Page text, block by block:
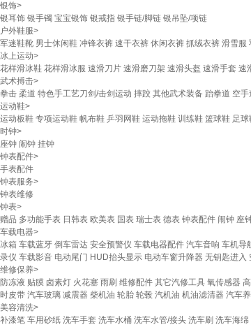
银饰>
银耳饰 银手镯 宝宝银饰 银戒指 银手链/脚链 银吊坠/项链
户外鞋服>
军迷鞋靴 男士休闲鞋 冲锋衣裤 速干衣裤 休闲衣裤 抓绒衣裤 滑雪服
冰上运动>
花样滑冰鞋 花样滑冰服 速滑刀片 速滑磨刀架 速滑头盔 速滑手套 速
武术搏击>
拳击 柔道 特色手工艺刀剑/击剑运动 摔跤 其他武术装备 跆拳道 空手
运动鞋>
运动板鞋 专项运动鞋 帆布鞋 乒羽网鞋 运动拖鞋 训练鞋 篮球鞋 足球
时钟>
座钟 闹钟 挂钟
钟表配件>
手表配件
钟表服务>
钟表维修
钟表>
赠品 多功能手表 日韩表 欧美表 国表 瑞士表 德表 钟表配件 闹钟 座
车载电器>
冰箱 车载蓝牙 倒车雷达 安全预警仪 车载电器配件 汽车音响 车机导
录仪 车载影音 电动尾门 HUD抬头显示 电动车窗升降器 无钥匙进入
维修保养>
防冻液 贴膜 卤素灯 火花塞 雨刷 维修配件 其它汽修工具 氧传感器
时皮带 汽车玻璃 减震器 柴机油 轮胎 轮毂 汽机油 机油滤清器 汽车
美容清洗>
补漆笔 车用砂纸 洗车手套 洗车水桶 洗车水管/接头 洗车刷 洗车海绵